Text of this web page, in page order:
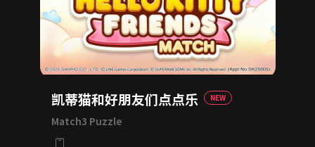
凯蒂猫和好朋友们点点乐 NEW
Match3 Puzzle